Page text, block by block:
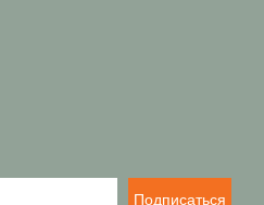
Подписаться